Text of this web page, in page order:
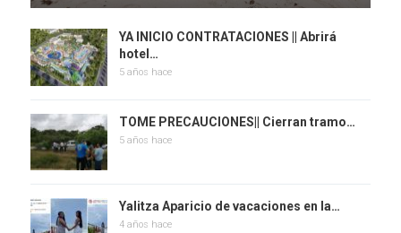
YA INICIO CONTRATACIONES || Abrirá
hotel…
5 años hace
TOME PRECAUCIONES|| Cierran tramo…
5 años hace
Yalitza Aparicio de vacaciones en la…
4 años hace